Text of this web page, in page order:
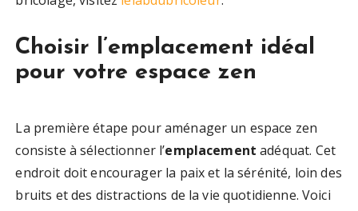
Choisir l’emplacement idéal
pour votre espace zen
La première étape pour aménager un espace zen
consiste à sélectionner l’emplacement adéquat. Cet
endroit doit encourager la paix et la sérénité, loin des
bruits et des distractions de la vie quotidienne. Voici